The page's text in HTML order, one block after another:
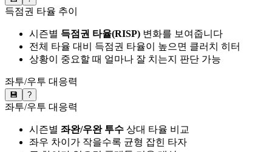
득점권 타율 추이
시즌별 득점권 타율(RISP) 변화를 보여줍니다
전체 타율 대비 득점권 타율이 높으면 클러치 히터
상황이 중요할 때 얼마나 잘 치는지 판단 가능
좌투/우투 대응력
💾 ?
좌투/우투 대응력
시즌별 좌완/우완 투수 상대 타율 비교
좌우 차이가 작을수록 균형 잡힌 타자